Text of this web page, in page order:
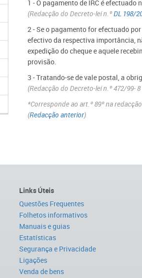
1 - O pagamento de IRC é
(Redacção do Decreto-lei n.ºDL 198/
2 - Se o pagamento for efectuado
efectivo da respectiva importância,
expedição do cheque e aquele
provisão.
3 - Tratando-se de vale postal, a
(Redacção do Decreto-lei n.º 472/99-
*Corresponde ao art.º 89º na
(Redacção anterior)
Links Úteis
Questões Frequentes
Folhetos informativos
Manuais e guias
Estatísticas
Segurança e Privacidade
Ligações
Venda de bens